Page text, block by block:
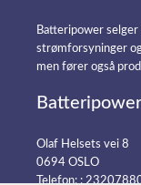
Batteripower
strømforsyninger
men fører også
Batteripower
Olaf Helsets vei 8
0694 OSLO
Telefon: :